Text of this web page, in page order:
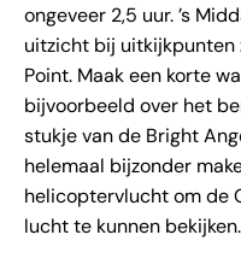
ongeveer 2,5 uur. ’s
uitzicht bij uitkijkpunten
Point. Maak een korte
bijvoorbeeld over het
stukje van de Bright
helemaal bijzonder
helicoptervlucht om de
lucht te kunnen bekijken.